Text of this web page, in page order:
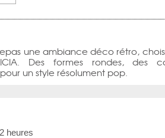
une ambiance déco rétro,
Des formes rondes, des
un style résolument pop.
heures